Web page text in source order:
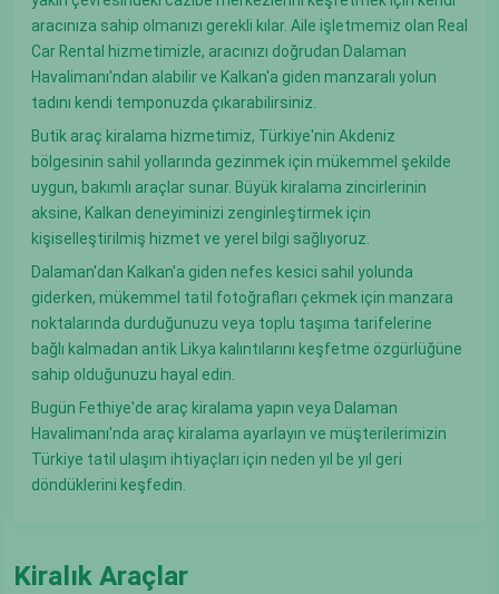
aracınıza sahip olmanızı gerekli kılar. Aile işletmemiz olan Real
Car Rental hizmetimizle, aracınızı doğrudan Dalaman
Havalimanı'ndan alabilir ve Kalkan'a giden manzaralı yolun
tadını kendi temponuzda çıkarabilirsiniz.
Butik araç kiralama hizmetimiz, Türkiye'nin Akdeniz
bölgesinin sahil yollarında gezinmek için mükemmel şekilde
uygun, bakımlı araçlar sunar. Büyük kiralama zincirlerinin
aksine, Kalkan deneyiminizi zenginleştirmek için
kişiselleştirilmiş hizmet ve yerel bilgi sağlıyoruz.
Dalaman'dan Kalkan'a giden nefes kesici sahil yolunda
giderken, mükemmel tatil fotoğrafları çekmek için manzara
noktalarında durduğunuzu veya toplu taşıma tarifelerine
bağlı kalmadan antik Likya kalıntılarını keşfetme özgürlüğüne
sahip olduğunuzu hayal edin.
Bugün Fethiye'de araç kiralama yapın veya Dalaman
Havalimanı'nda araç kiralama ayarlayın ve müşterilerimizin
Türkiye tatil ulaşım ihtiyaçları için neden yıl be yıl geri
döndüklerini keşfedin.
Kiralık Araçlar